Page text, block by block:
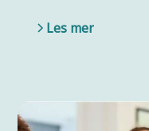
Les mer